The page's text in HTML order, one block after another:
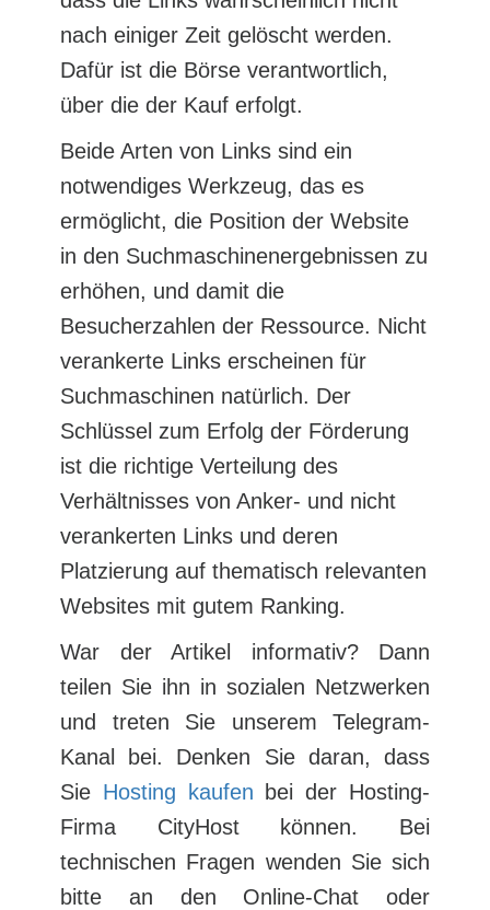
nach einiger Zeit gelöscht werden.
Dafür ist die Börse verantwortlich,
über die der Kauf erfolgt.
Beide Arten von Links sind ein
notwendiges Werkzeug, das es
ermöglicht, die Position der Website
in den Suchmaschinenergebnissen zu
erhöhen, und damit die
Besucherzahlen der Ressource. Nicht
verankerte Links erscheinen für
Suchmaschinen natürlich. Der
Schlüssel zum Erfolg der Förderung
ist die richtige Verteilung des
Verhältnisses von Anker- und nicht
verankerten Links und deren
Platzierung auf thematisch relevanten
Websites mit gutem Ranking.
War der Artikel informativ? Dann
teilen Sie ihn in sozialen Netzwerken
und treten Sie unserem Telegram-
Kanal bei. Denken Sie daran, dass
Sie Hosting kaufen bei der Hosting-
Firma CityHost können. Bei
technischen Fragen wenden Sie sich
bitte an den Online-Chat oder